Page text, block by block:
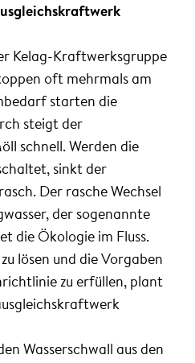
Kelag-Kraftwerksgruppe
oft mehrmals am
starten die
steigt der
schnell. Werden die
sinkt der
Der rasche Wechsel
der sogenannte
die Ökologie im Fluss.
lösen und die Vorgaben
zu erfüllen, plant
Wasserschwall aus den